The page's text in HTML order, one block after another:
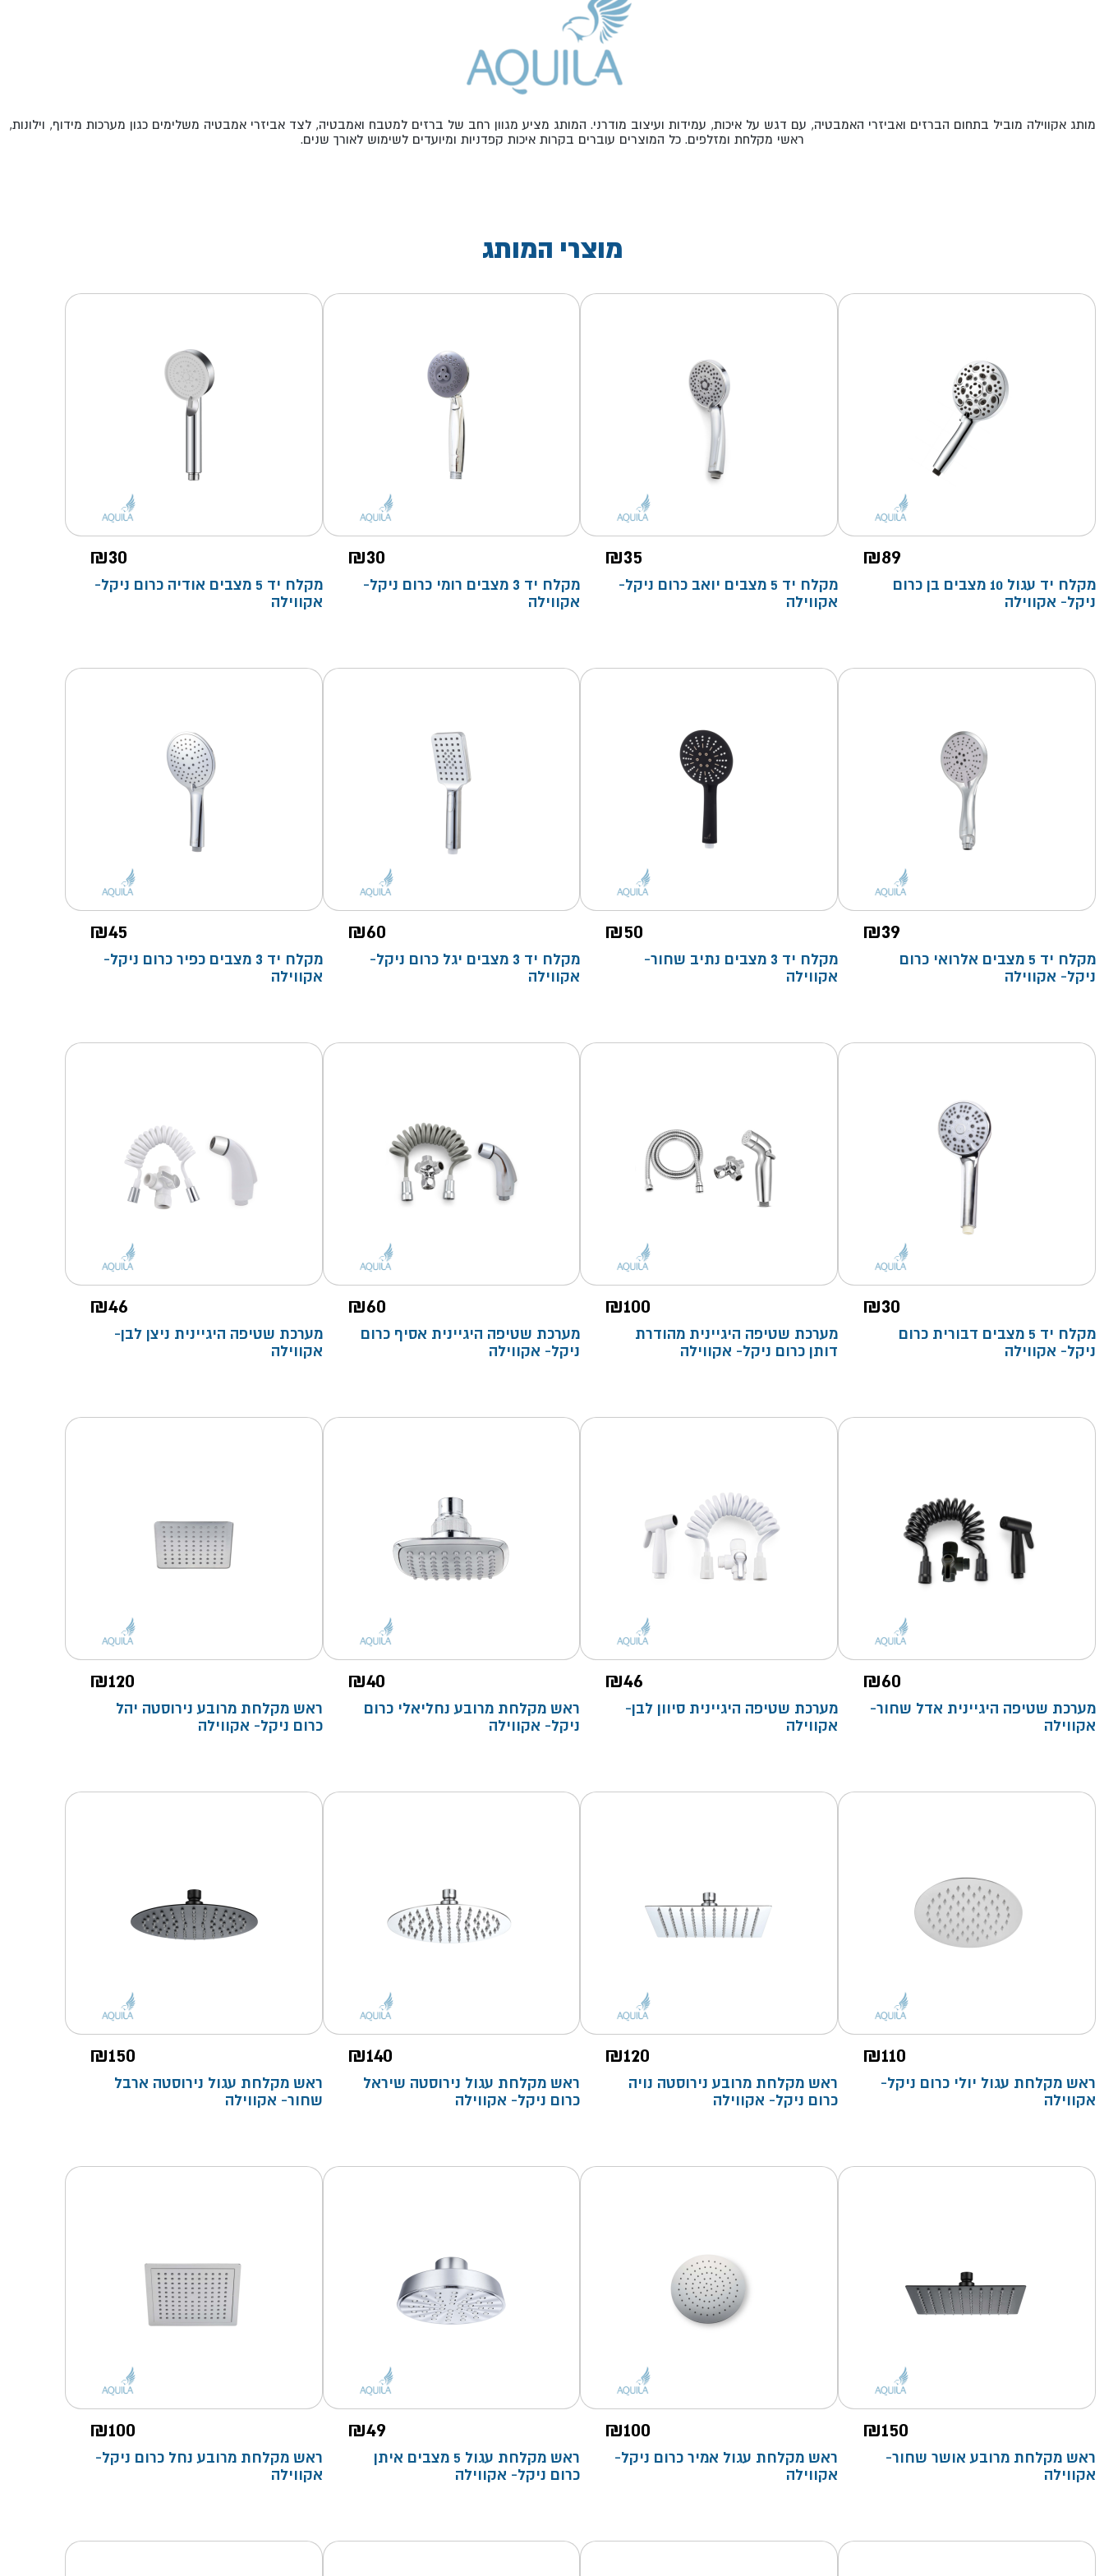
מותג אקווילה מוביל בתחום הברזים ואביזרי האמבטיה, עם דגש על איכות, עמידות ועיצוב מודרני. המותג מציע מגוון רחב של ברזים למטבח ואמבטיה, לצד אביזרי אמבטיה משלימים כגון מערכות מידוף, וילונות,
ראשי מקלחת ומזלפים. כל המוצרים עוברים בקרות איכות קפדניות ומיועדים לשימוש לאורך שנים.
מוצרי המותג
₪89
מקלח יד עגול 10 מצבים בן כרום
ניקל- אקווילה
₪35
מקלח יד 5 מצבים יואב כרום ניקל-
אקווילה
₪30
מקלח יד 3 מצבים רומי כרום ניקל-
אקווילה
₪30
מקלח יד 5 מצבים אודיה כרום ניקל-
אקווילה
₪39
מקלח יד 5 מצבים אלרואי כרום
ניקל- אקווילה
₪50
מקלח יד 3 מצבים נתיב שחור-
אקווילה
₪60
מקלח יד 3 מצבים יגל כרום ניקל-
אקווילה
₪45
מקלח יד 3 מצבים כפיר כרום ניקל-
אקווילה
₪30
מקלח יד 5 מצבים דבורית כרום
ניקל- אקווילה
₪100
מערכת שטיפה היגיינית מהודרת
דותן כרום ניקל- אקווילה
₪60
מערכת שטיפה היגיינית אסיף כרום
ניקל- אקווילה
₪46
מערכת שטיפה היגיינית ניצן לבן-
אקווילה
₪60
מערכת שטיפה היגיינית אדל שחור-
אקווילה
₪46
מערכת שטיפה היגיינית סיוון לבן-
אקווילה
₪40
ראש מקלחת מרובע נחליאלי כרום
ניקל- אקווילה
₪120
ראש מקלחת מרובע נירוסטה יהל
כרום ניקל- אקווילה
₪110
ראש מקלחת עגול יולי כרום ניקל-
אקווילה
₪120
ראש מקלחת מרובע נירוסטה נויה
כרום ניקל- אקווילה
₪140
ראש מקלחת עגול נירוסטה שיראל
כרום ניקל- אקווילה
₪150
ראש מקלחת עגול נירוסטה ארבל
שחור- אקווילה
₪150
ראש מקלחת מרובע אושר שחור-
אקווילה
₪100
ראש מקלחת עגול אמיר כרום ניקל-
אקווילה
₪49
ראש מקלחת עגול 5 מצבים איתן
כרום ניקל- אקווילה
₪100
ראש מקלחת מרובע נחל כרום ניקל-
אקווילה